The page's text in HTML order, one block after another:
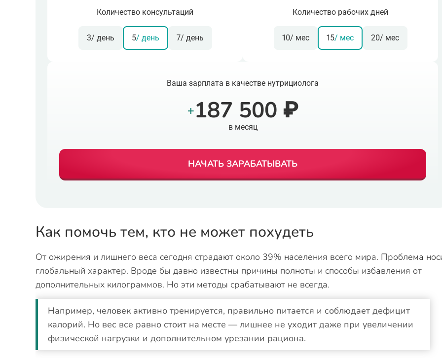
Количество консультаций
3/ день 5/ день 7/ день
Количество рабочих дней
10/ мес 15/ мес 20/ мес
Ваша зарплата в качестве нутрициолога
+187 500 ₽
в месяц
НАЧАТЬ ЗАРАБАТЫВАТЬ
Как помочь тем, кто не может похудеть
От ожирения и лишнего веса сегодня страдают около 39% населения всего мира. Проблема
глобальный характер. Вроде бы давно известны причины полноты и способы избавления от
дополнительных килограммов. Но эти методы срабатывают не всегда.
Например, человек активно тренируется, правильно питается и соблюдает дефицит
калорий. Но вес все равно стоит на месте — лишнее не уходит даже при увеличении
физической нагрузки и дополнительном урезании рациона.